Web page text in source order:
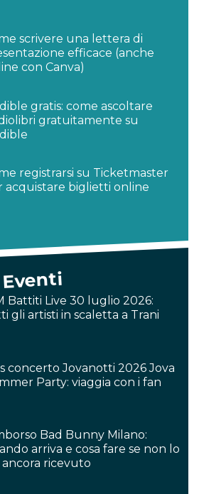
scrivere una lettera di
efficace (anche
con Canva)
gratis: come ascoltare
gratuitamente su
registrarsi su Ticketmaster
acquistare biglietti online
Battiti Live 30 luglio 2026:
gli artisti in scaletta a Trani
concerto Jovanotti 2026 Jova
Party: viaggia con i fan
Bad Bunny Milano:
arriva e cosa fare se non lo
ancora ricevuto